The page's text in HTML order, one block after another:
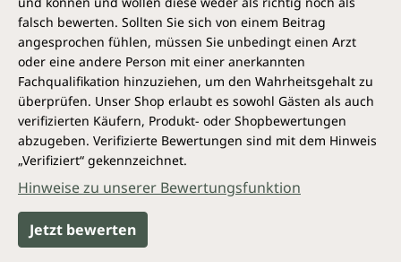
falsch bewerten. Sollten Sie sich von einem Beitrag
angesprochen fühlen, müssen Sie unbedingt einen Arzt
oder eine andere Person mit einer anerkannten
Fachqualifikation hinzuziehen, um den Wahrheitsgehalt zu
überprüfen. Unser Shop erlaubt es sowohl Gästen als auch
verifizierten Käufern, Produkt- oder Shopbewertungen
abzugeben. Verifizierte Bewertungen sind mit dem Hinweis
„Verifiziert“ gekennzeichnet.
Hinweise zu unserer Bewertungsfunktion
Jetzt bewerten